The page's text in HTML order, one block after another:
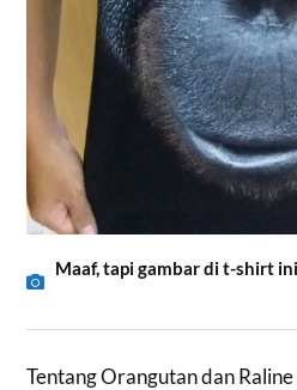
Maaf, tapi gambar di t-shirt
Tentang Orangutan dan